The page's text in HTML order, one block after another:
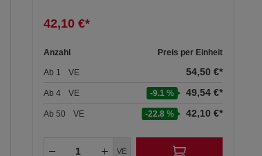
42,10 €*
Anzahl Preis per Einheit
Ab 1 VE 54,50 €*
Ab4 VE -9.1 % 49,54 €*
Ab50 VE -22.8 % 42,10 €*
VE